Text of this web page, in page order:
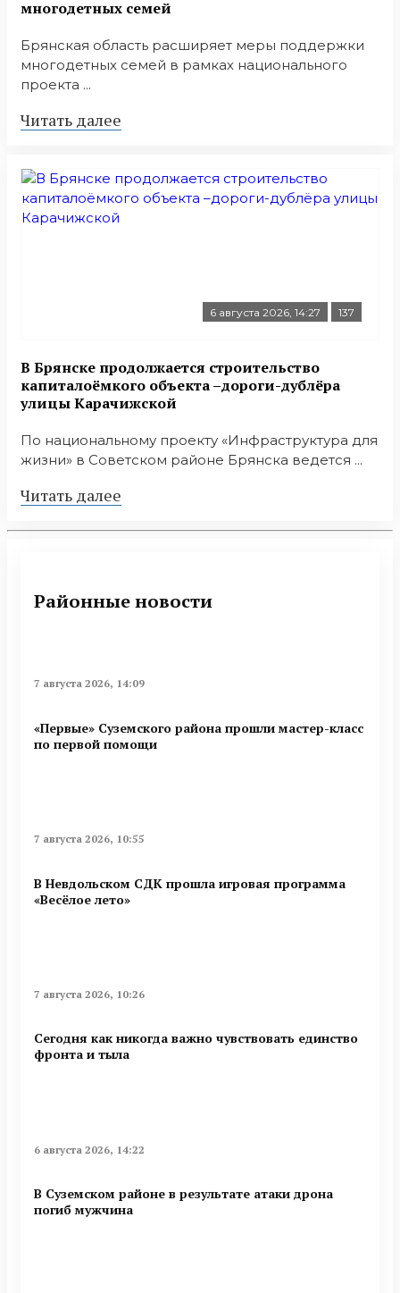
многодетных семей
Брянская область расширяет меры поддержки
многодетных семей в рамках национального
проекта ...
Читать далее
6 августа 2026, 14:27 137
В Брянске продолжается строительство
капиталоёмкого объекта –дороги-дублёра
улицы Карачижской
По национальному проекту «Инфраструктура для
жизни» в Советском районе Брянска ведется ...
Читать далее
Районные новости
7 августа 2026, 14:09
«Первые» Суземского района прошли мастер-класс
по первой помощи
7 августа 2026, 10:55
В Невдольском СДК прошла игровая программа
«Весёлое лето»
7 августа 2026, 10:26
Сегодня как никогда важно чувствовать единство
фронта и тыла
6 августа 2026, 14:22
В Суземском районе в результате атаки дрона
погиб мужчина